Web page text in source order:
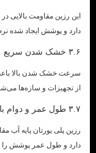
این رزین مقاومت بالایی
دارد و پوشش ایجاد شده
۳.۶ خشک شدن سریع
سرعت خشک شدن بالا
از تجهیزات و سازه‌ها
۳.۷ طول عمر و دوام بالا
رزین پلی یورتان پایه آب
دارد و طول عمر پوشش را